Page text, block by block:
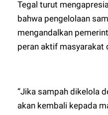
Tegal turut
bahwa pengelolaan
mengandalkan
peran aktif masyarakat
“Jika sampah dikelola
akan kembali kepada